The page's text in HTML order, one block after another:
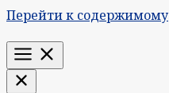
Перейти к содержимому
Меню